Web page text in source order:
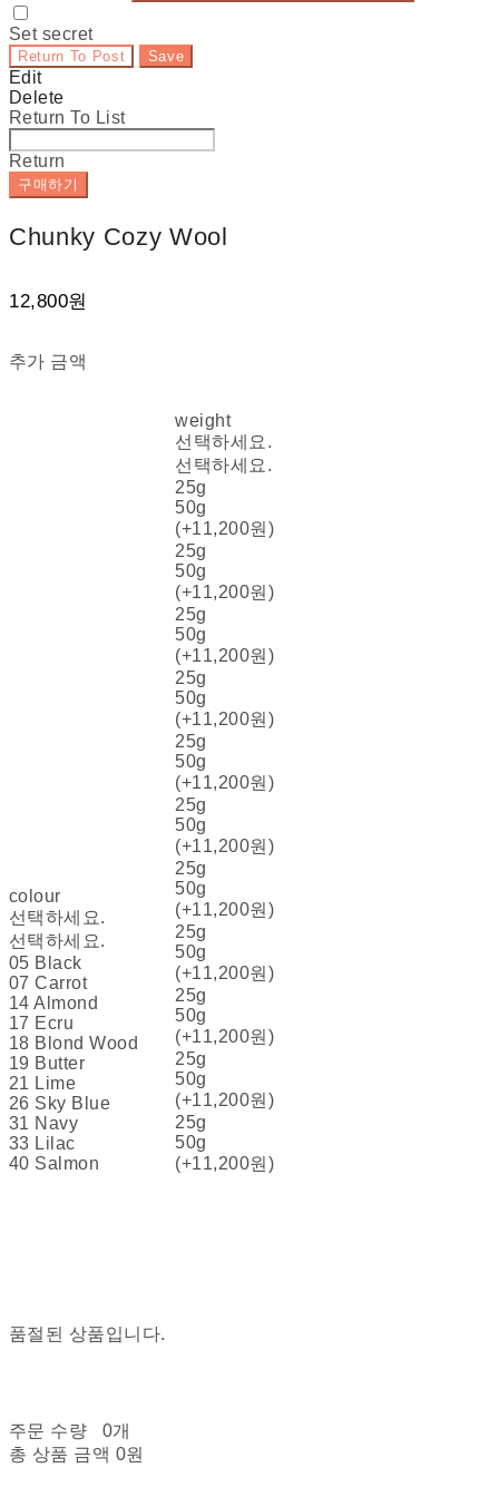
Set secret
Return To Post Save
Edit
Delete
Return To List
Return
구매하기
Chunky Cozy Wool
12,800원
추가 금액
colour
선택하세요.
선택하세요.
05 Black
07 Carrot
14 Almond
17 Ecru
​​​​18 Blond Wood
19 Butter
21 Lime
26 Sky Blue
31 Navy
33 Lilac
40 Salmon
weight
선택하세요.
선택하세요.
25g
50g
(+11,200원)
25g
50g
(+11,200원)
25g
50g
(+11,200원)
25g
50g
(+11,200원)
25g
50g
(+11,200원)
25g
50g
(+11,200원)
25g
50g
(+11,200원)
25g
50g
(+11,200원)
25g
50g
(+11,200원)
25g
50g
(+11,200원)
25g
50g
(+11,200원)
품절된 상품입니다.
주문 수량
0개
총 상품 금액 0원